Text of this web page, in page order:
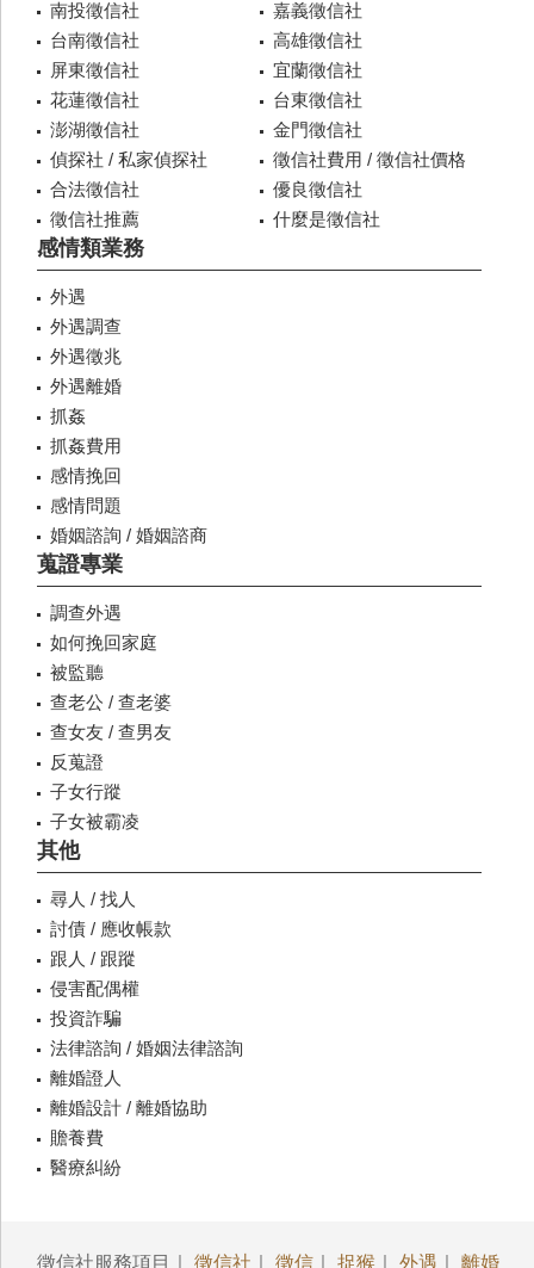
南投徵信社
嘉義徵信社
台南徵信社
高雄徵信社
屏東徵信社
宜蘭徵信社
花蓮徵信社
台東徵信社
澎湖徵信社
金門徵信社
偵探社 / 私家偵探社
徵信社費用 / 徵信社價格
合法徵信社
優良徵信社
徵信社推薦
什麼是徵信社
感情類業務
外遇
外遇調查
外遇徵兆
外遇離婚
抓姦
抓姦費用
感情挽回
感情問題
婚姻諮詢 / 婚姻諮商
蒐證專業
調查外遇
如何挽回家庭
被監聽
查老公 / 查老婆
查女友 / 查男友
反蒐證
子女行蹤
子女被霸凌
其他
尋人 / 找人
討債 / 應收帳款
跟人 / 跟蹤
侵害配偶權
投資詐騙
法律諮詢 / 婚姻法律諮詢
離婚證人
離婚設計 / 離婚協助
贍養費
醫療糾紛
徵信社服務項目｜ 徵信社 徵信 捉猴 外遇 離婚